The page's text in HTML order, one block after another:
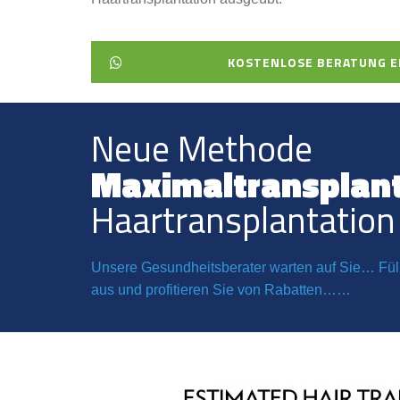
KOSTENLOSE BERATUNG
Neue Methode
Haartransplantation
Unsere Gesundheitsberater warten auf Sie…
aus und profitieren Sie von Rabatten……